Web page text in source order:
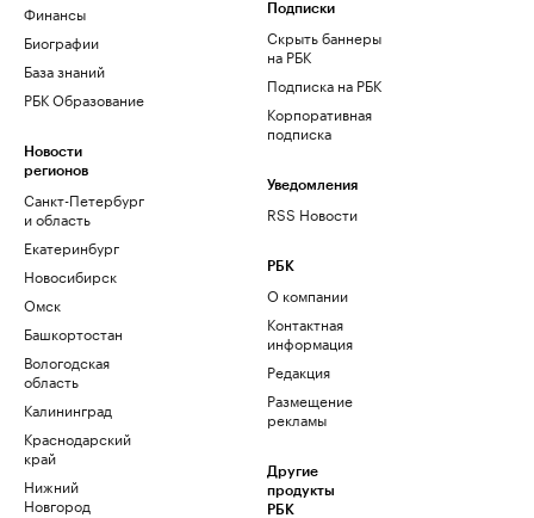
Финансы
Биографии
База знаний
РБК Образование
Новости
регионов
Санкт-Петербург
и область
Екатеринбург
Новосибирск
Омск
Башкортостан
Вологодская
область
Калининград
Краснодарский
край
Нижний
Новгород
Подписки
Скрыть баннеры
на РБК
Подписка на РБК
Корпоративная
подписка
Уведомления
RSS Новости
РБК
О компании
Контактная
информация
Редакция
Размещение
рекламы
Другие
продукты
РБК